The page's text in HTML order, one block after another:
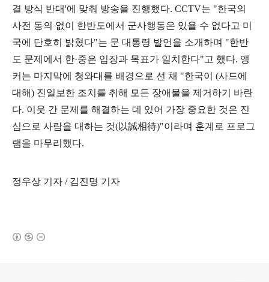
결 방식 반대'에 맞춰 방송을 진행했다. CCTV는 "한국의
사전 동의 없이 한반도에서 군사행동은 있을 수 없다고 미
국에 단호히 밝혔다"는 문 대통령 발언을 소개하며 "한반
도 문제에서 한·중은 입장과 목표가 일치한다"고 했다. 앵
커는 마지막에 청와대를 배경으로 선 채 "한국이 (사드에
대해) 진일보한 조치를 취해 모든 장애물을 제거하기 바란
다. 이웃 간 문제를 해결하는 데 있어 가장 중요한 것은 진
심으로 사람을 대하는 것(以誠相待)"이라며 훈계로 프로그
램을 마무리했다.
정우상 기자 / 김진명 기자